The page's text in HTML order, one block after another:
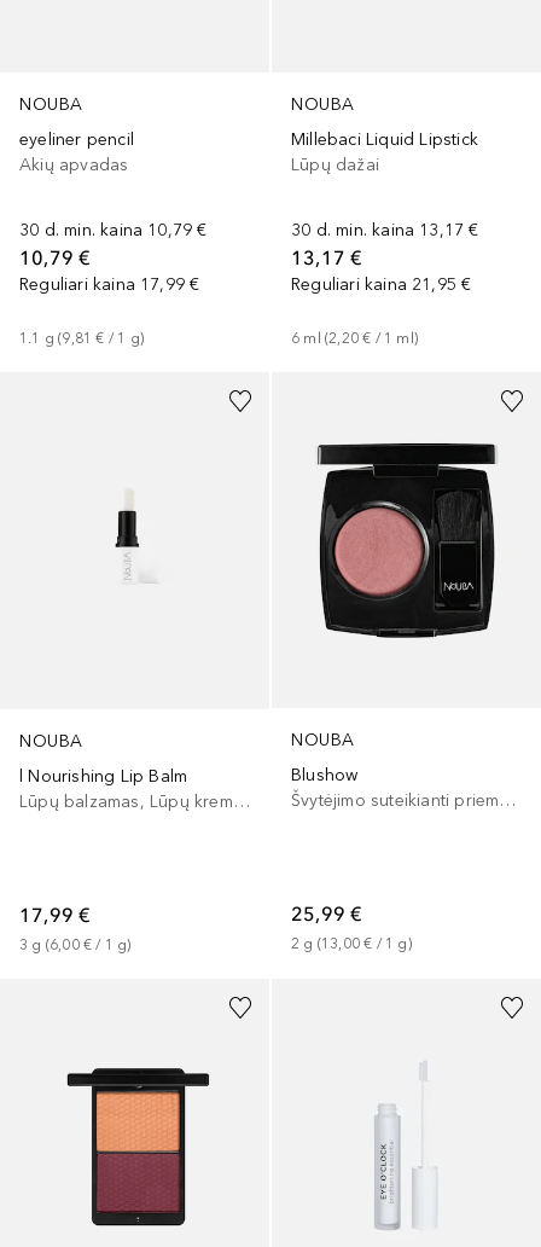
NOUBA
eyeliner pencil
Akių apvadas
30 d. min. kaina 10,79 €
10,79 €
Reguliari kaina 17,99 €
1.1 g (9,81 € / 1 g)
NOUBA
Millebaci Liquid Lipstick
Lūpų dažai
30 d. min. kaina 13,17 €
13,17 €
Reguliari kaina 21,95 €
6 ml (2,20 € / 1 ml)
NOUBA
l Nourishing Lip Balm
Lūpų balzamas, Lūpų kremas
17,99 €
3 g (6,00 € / 1 g)
NOUBA
Blushow
Švytėjimo suteikianti priemonė/highlighteris
25,99 €
2 g (13,00 € / 1 g)